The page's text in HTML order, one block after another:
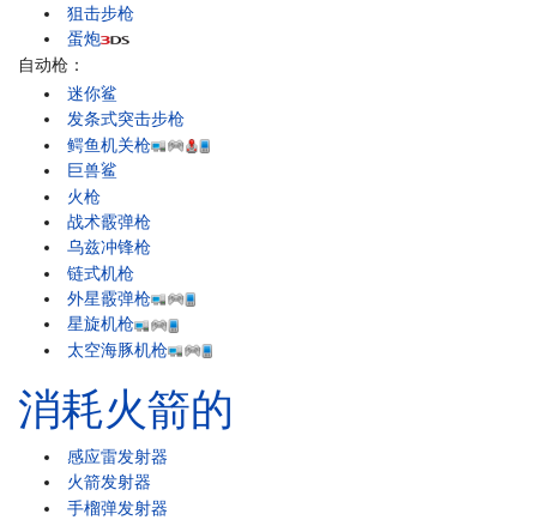
狙击步枪
蛋炮
自动枪：
迷你鲨
发条式突击步枪
鳄鱼机关枪
巨兽鲨
火枪
战术霰弹枪
乌兹冲锋枪
链式机枪
外星霰弹枪
星旋机枪
太空海豚机枪
消耗火箭的
感应雷发射器
火箭发射器
手榴弹发射器